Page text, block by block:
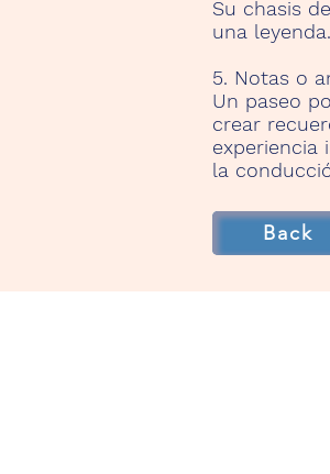
Su chasis
una leyenda.
5. Notas o
Un paseo
crear
experiencia
la
Back